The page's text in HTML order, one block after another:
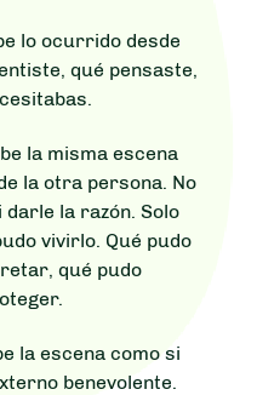
lo ocurrido desde
qué pensaste,
la misma escena
la otra persona. No
la razón. Solo
vivirlo. Qué pudo
qué pudo
la escena como si
benevolente.